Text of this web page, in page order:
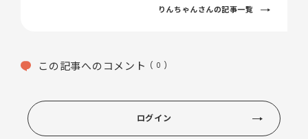
りんちゃんさんの記事一覧
この記事へのコメント ( 0 )
ログイン